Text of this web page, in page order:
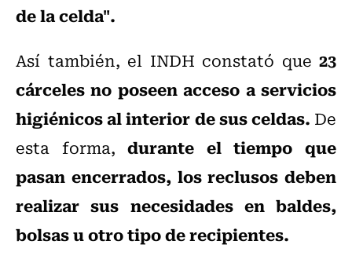
de la celda".
Así también, el INDH constató que 23
cárceles no poseen acceso a servicios
higiénicos al interior de sus celdas. De
esta forma,durante el tiempo que
pasan encerrados, los reclusos deben
realizar sus necesidades en baldes,
bolsas u otro tipo de recipientes.